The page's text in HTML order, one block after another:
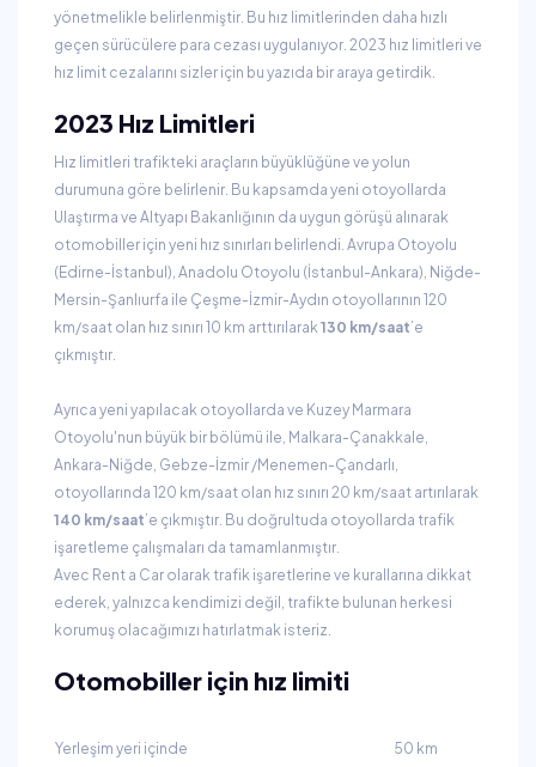
yönetmelikle belirlenmiştir. Bu hız limitlerinden daha hızlı
geçen sürücülere para cezası uygulanıyor. 2023 hız limitleri ve
hız limit cezalarını sizler için bu yazıda bir araya getirdik.
2023 Hız Limitleri
Hız limitleri trafikteki araçların büyüklüğüne ve yolun
durumuna göre belirlenir. Bu kapsamda yeni otoyollarda
Ulaştırma ve Altyapı Bakanlığının da uygun görüşü alınarak
otomobiller için yeni hız sınırları belirlendi. Avrupa Otoyolu
(Edirne-İstanbul), Anadolu Otoyolu (İstanbul-Ankara), Niğde-
Mersin-Şanlıurfa ile Çeşme-İzmir-Aydın otoyollarının 120
km/saat olan hız sınırı 10 km arttırılarak 130 km/saat’e
çıkmıştır.
Ayrıca yeni yapılacak otoyollarda ve Kuzey Marmara
Otoyolu'nun büyük bir bölümü ile, Malkara-Çanakkale,
Ankara-Niğde, Gebze-İzmir /Menemen-Çandarlı,
otoyollarında 120 km/saat olan hız sınırı 20 km/saat artırılarak
140 km/saat’e çıkmıştır. Bu doğrultuda otoyollarda trafik
işaretleme çalışmaları da tamamlanmıştır.
Avec Rent a Car olarak trafik işaretlerine ve kurallarına dikkat
ederek, yalnızca kendimizi değil, trafikte bulunan herkesi
korumuş olacağımızı hatırlatmak isteriz.
Otomobiller için hız limiti
Yerleşim yeri içinde
50 km